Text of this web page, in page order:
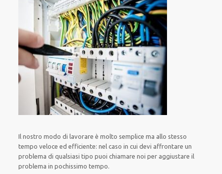
Il nostro modo di lavorare èmolto semplice ma allo stesso
tempo veloce ed efficiente: nel caso in cuidevi affrontareun
problema di qualsiasi tipo puoi chiamare noi per aggiustare il
problema in pochissimo tempo.